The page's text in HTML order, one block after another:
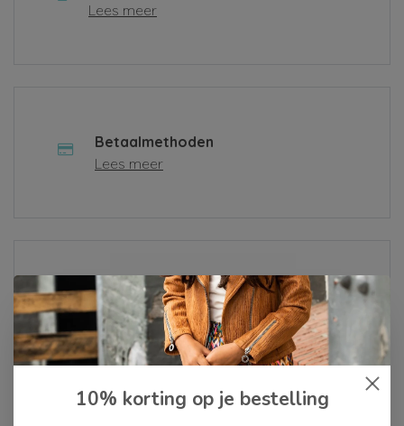
Lees meer
Betaalmethoden
Lees meer
Over ons
Lees meer
Als je een klacht hebt of een vraag, vul dan alsjeblieft het
10% korting op je bestelling